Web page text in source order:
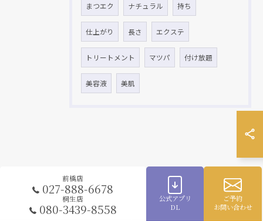
まつエク ナチュラル 持ち
仕上がり 長さ エクステ
トリートメント マツパ 付け放題
美容液 美肌
前橋店
027-888-6678
桐生店
080-3439-8558
公式アプリ
DL
ご予約
お問い合わせ